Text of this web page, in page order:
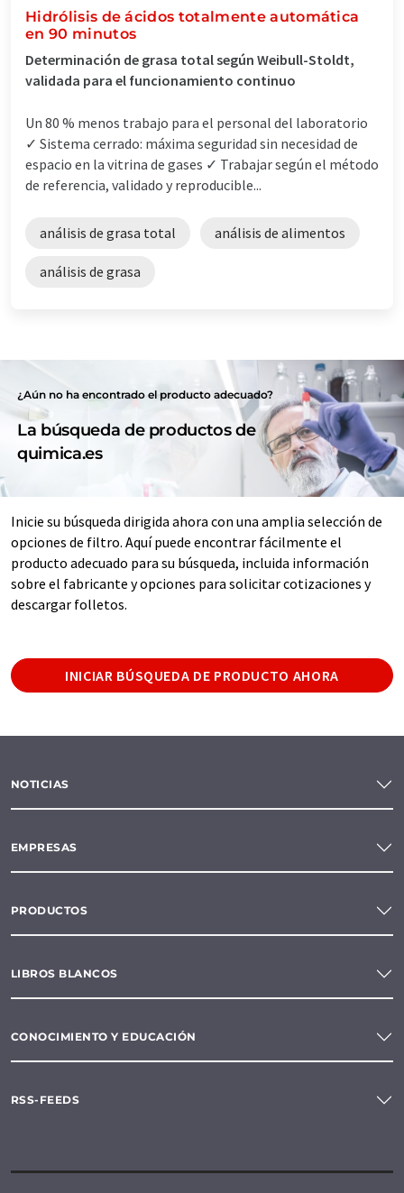
Hidrólisis de ácidos totalmente automática
en 90 minutos
Determinación de grasa total según Weibull-Stoldt,
validada para el funcionamiento continuo
Un 80 % menos trabajo para el personal del laboratorio
✓ Sistema cerrado: máxima seguridad sin necesidad de
espacio en la vitrina de gases ✓ Trabajar según el método
de referencia, validado y reproducible...
análisis de grasa total análisis de alimentos
análisis de grasa
¿Aún no ha encontrado el producto adecuado?
La búsqueda de productos de
quimica.es
Inicie su búsqueda dirigida ahora con una amplia selección de
opciones de filtro. Aquí puede encontrar fácilmente el
producto adecuado para su búsqueda, incluida información
sobre el fabricante y opciones para solicitar cotizaciones y
descargar folletos.
INICIAR BÚSQUEDA DE PRODUCTO AHORA
NOTICIAS
EMPRESAS
PRODUCTOS
LIBROS BLANCOS
CONOCIMIENTO Y EDUCACIÓN
RSS-FEEDS